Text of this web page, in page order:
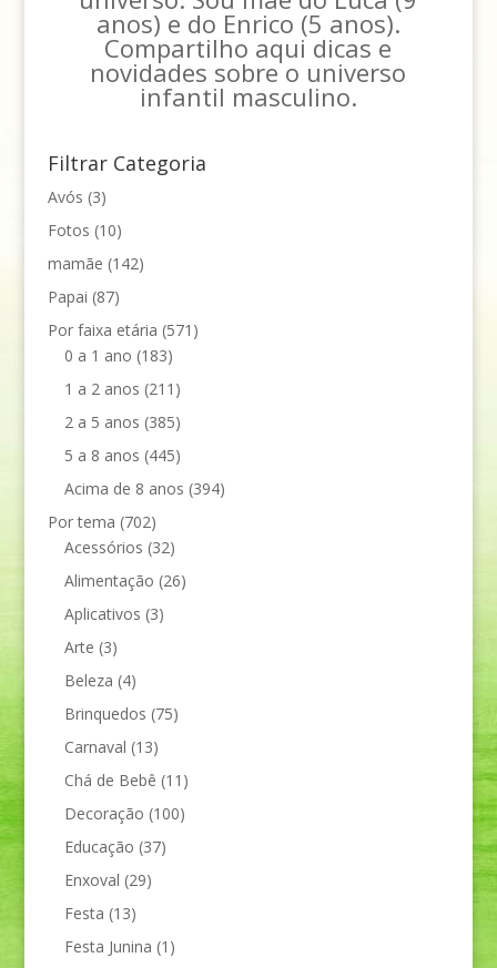
anos) e do Enrico (5 anos).
Compartilho aqui dicas e
novidades sobre o universo
infantil masculino.
Filtrar Categoria
Avós (3)
Fotos (10)
mamãe (142)
Papai (87)
Por faixa etária (571)
0 a 1 ano (183)
1 a 2 anos (211)
2 a 5 anos (385)
5 a 8 anos (445)
Acima de 8 anos (394)
Por tema (702)
Acessórios (32)
Alimentação (26)
Aplicativos (3)
Arte (3)
Beleza (4)
Brinquedos (75)
Carnaval (13)
Chá de Bebê (11)
Decoração (100)
Educação (37)
Enxoval (29)
Festa (13)
Festa Junina (1)